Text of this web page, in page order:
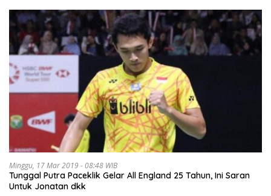
Minggu, 17 Mar 2019 - 08:48 WIB
Tunggal Putra Paceklik Gelar All England 25 Tahun, Ini Saran
Untuk Jonatan dkk